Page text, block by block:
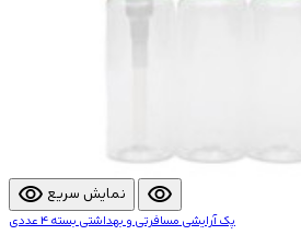
visibility نمایش سریع visibility
پک آرایشی مسافرتی و بهداشتی بسته 4 عددی